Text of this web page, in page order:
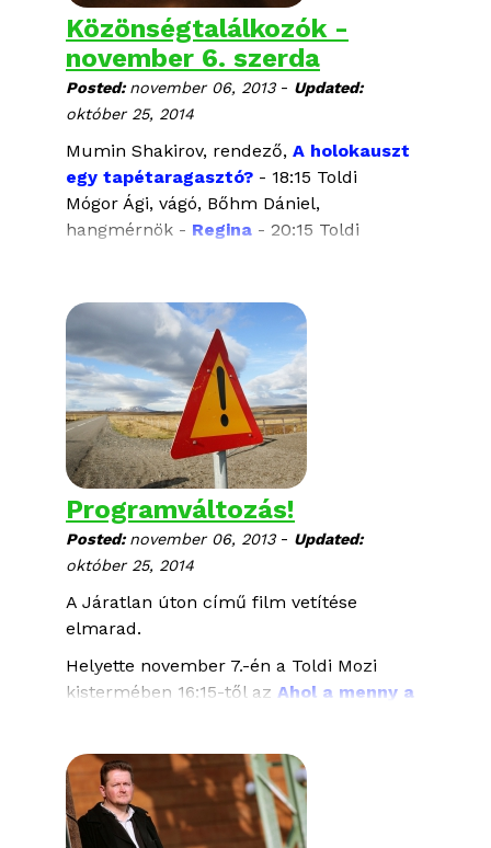
Szelei Dóra, rendező,Uccu neki!
Toldi
Tóth Ridovics Máté, rendező,Homo
Ludens - Egy színházi projekt naplója
20:15 Toldi
Közönségtalálkozók -
november 6. szerda
Posted:november 06, 2013 - Updated:
október 25, 2014
Mumin Shakirov, rendező, A holokauszt
egy tapétaragasztó? - 18:15 Toldi
Mógor Ági, vágó, Bőhm Dániel,
hangmérnök - Regina - 20:15 Toldi
Anna Moiseenko, rendező,S.P.A.R.T.A. - A
boldogság földjén- 19:30, Művész
Programváltozás!
Posted:november 06, 2013 - Updated:
október 25, 2014
A Járatlan úton című film vetítése
elmarad.
Helyette november 7.-én a Toldi Mozi
kistermében 16:15-től az Ahol a menny a
18:00 órától pedig a Tea vagy áram
filmet nézhetik meg.